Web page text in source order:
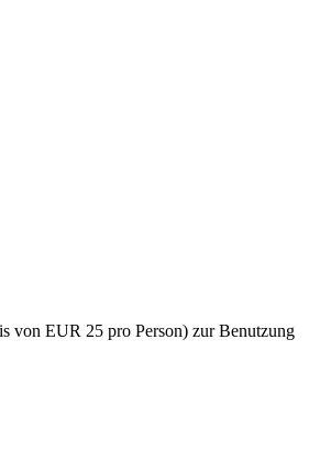
von EUR 25 pro Person) zur Benutzung